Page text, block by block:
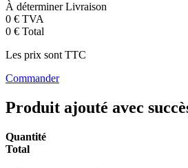
À déterminerLivraison
0 € TVA
0 € Total
Les prix sont TTC
Commander
Produit ajouté avec
Quantité
Total